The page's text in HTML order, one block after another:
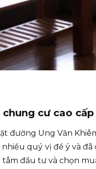
chung cư cao
đường Ung Văn
nhiều quý vị để ý và
đầu tư và chọn